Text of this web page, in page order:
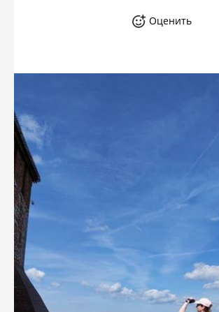
Оценить